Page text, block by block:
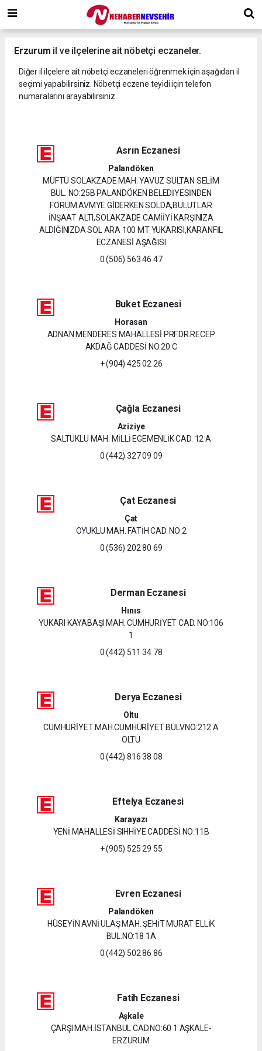
Erzurum il ve ilçelerine ait nöbetçi eczaneler.
Diğer il ilçelere ait nöbetçi eczaneleri öğrenmek için aşağıdan il
seçimi yapabilirsiniz. Nöbetçi eczene teyidi için telefon
numaralarını arayabilirsiniz.
Asrın Eczanesi
Palandöken
MÜFTÜ SOLAKZADE MAH. YAVUZ SULTAN SELİM
BUL. NO:25B PALANDÖKEN BELEDİYESİNDEN
FORUM AVMYE GİDERKEN SOLDA,BULUTLAR
İNŞAAT ALTI,SOLAKZADE CAMİİYİ KARŞINIZA
ALDIĞINIZDA SOL ARA 100 MT YUKARISI,KARANFİL
ECZANESİ AŞAĞISI
0 (506) 563 46 47
Buket Eczanesi
Horasan
ADNAN MENDERES MAHALLESİ PRF.DR.RECEP
AKDAĞ CADDESİ NO:20 C
+ (904) 425 02 26
Çağla Eczanesi
Aziziye
SALTUKLU MAH. MİLLİ EGEMENLİK CAD. 12 A
0 (442) 327 09 09
Çat Eczanesi
Çat
OYUKLU MAH. FATİH CAD. NO:2
0 (536) 202 80 69
Derman Eczanesi
Hınıs
YUKARI KAYABAŞI MAH. CUMHURİYET CAD. NO:106
1
0 (442) 511 34 78
Derya Eczanesi
Oltu
CUMHURİYET MAH.CUMHURİYET BULV.NO:212 A
OLTU
0 (442) 816 38 08
Eftelya Eczanesi
Karayazı
YENİ MAHALLESİ SIHHİYE CADDESİ NO:11B
+ (905) 525 29 55
Evren Eczanesi
Palandöken
HÜSEYİN AVNİ ULAŞ MAH. ŞEHİT MURAT ELLİK
BUL.NO:18 1A
0 (442) 502 86 86
Fatih Eczanesi
Aşkale
ÇARŞI MAH.İSTANBUL CAD.NO:60 1 AŞKALE-
ERZURUM